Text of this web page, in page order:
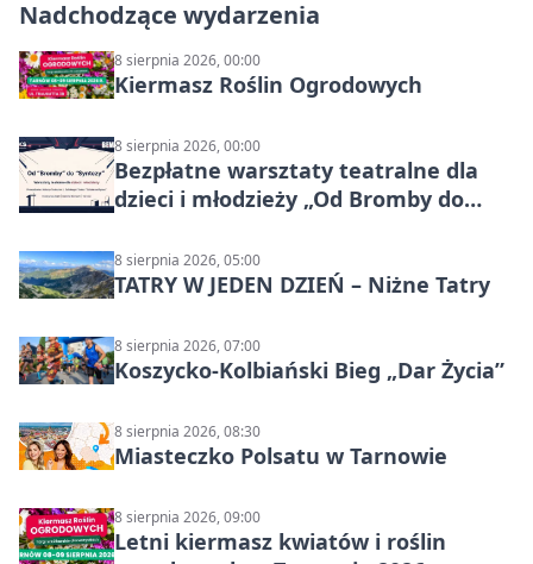
Nadchodzące wydarzenia
8 sierpnia 2026, 00:00
Kiermasz Roślin Ogrodowych
8 sierpnia 2026, 00:00
Bezpłatne warsztaty teatralne dla
dzieci i młodzieży „Od Bromby do
8 sierpnia 2026, 05:00
TATRY W JEDEN DZIEŃ – Niżne Tatry
8 sierpnia 2026, 07:00
Koszycko-Kolbiański Bieg „Dar Życia”
8 sierpnia 2026, 08:30
Miasteczko Polsatu w Tarnowie
8 sierpnia 2026, 09:00
Letni kiermasz kwiatów i roślin